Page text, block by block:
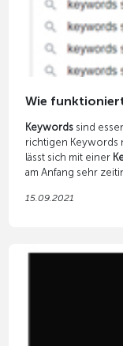
Wie
Keywordssind
richtigen Keywords
lässt sich mit einer
am Anfang sehr
SEO- und SEA-
15.09.2021